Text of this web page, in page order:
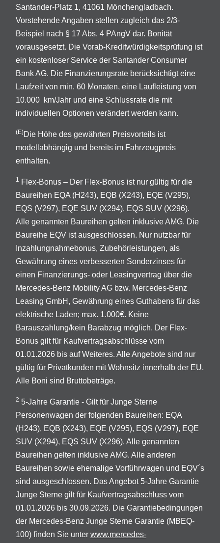
Santander-Platz 1, 41061 Mönchengladbach.
Vorstehende Angaben stellen zugleich das 2/3-
Beispiel nach § 17 Abs. 4 PAngV dar. Bonität
vorausgesetzt. Die Vorab-Kreditwürdigkeitsprüfung ist
ein kostenloser Service der Santander Consumer
Bank AG. Die Finanzierungsrate berücksichtigt eine
Laufzeit von min. 60 Monaten, eine Laufleistung von
10.000 km/Jahr und eine Schlussrate die mit
individuellen Optionen verändert werden kann.
(E)Die Höhe des gewährten Preisvorteils ist
modellabhängig und bereits im Fahrzeugpreis
enthalten.
1 Flex-Bonus – Der Flex-Bonus ist nur gültig für die
Baureihen EQA (H243), EQB (X243), EQE (V295),
EQS (V297), EQE SUV (X294), EQS SUV (X296).
Alle genannten Baureihen gelten inklusive AMG. Die
Baureihe EQV ist ausgeschlossen. Nur nutzbar für
Inzahlungnahmebonus, Zubehörleistungen, als
Gewährung eines verbesserten Sonderzinses für
einen Finanzierungs- oder Leasingvertrag über die
Mercedes-Benz Mobility AG bzw. Mercedes-Benz
Leasing GmbH, Gewährung eines Guthabens für das
elektrische Laden; max. 1.000€. Keine
Barauszahlung/kein Barabzug möglich. Der Flex-
Bonus gilt für Kaufvertragsabschlüsse vom
01.01.2026 bis auf Weiteres. Alle Angebote sind nur
gültig für Privatkunden mit Wohnsitz innerhalb der EU.
Alle Boni sind Bruttobeträge.
2 5-Jahre Garantie - Gilt für Junge Sterne
Personenwagen der folgenden Baureihen: EQA
(H243), EQB (X243), EQE (V295), EQS (V297), EQE
SUV (X294), EQS SUV (X296). Alle genannten
Baureihen gelten inklusive AMG. Alle anderen
Baureihen sowie ehemalige Vorführwagen und EQV´s
sind ausgeschlossen. Das Angebot 5-Jahre Garantie
Junge Sterne gilt für Kaufvertragsabschluss vom
01.01.2026 bis 30.09.2026. Die Garantiebedingungen
der Mercedes-Benz Junge Sterne Garantie (MBEQ-
100) finden Sie unter www.mercedes-